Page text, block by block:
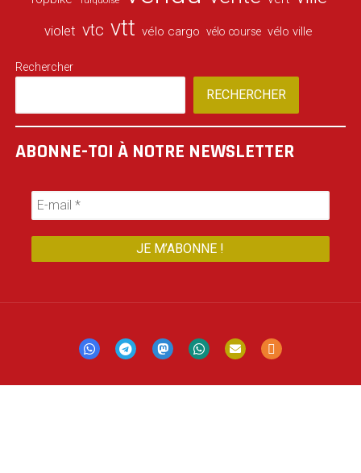
violet vtc vtt vélo cargo vélo course vélo ville
Rechercher
RECHERCHER
ABONNE-TOI À NOTRE NEWSLETTER